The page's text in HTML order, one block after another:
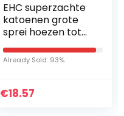
NUOBESTY 8 Stks
Cooling Gel
Patches Koeling
Voorhoofd Strips
Cool Gel Pads Ice
Gel Hot Cold Pack
Baby Kids
Already Sold: 84%
€13.74